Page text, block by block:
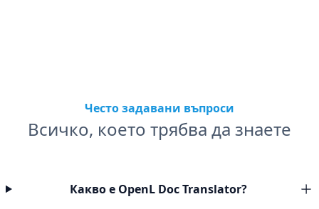
Често задавани въпроси
Всичко, което трябва да знаете
Какво е OpenL Doc Translator?